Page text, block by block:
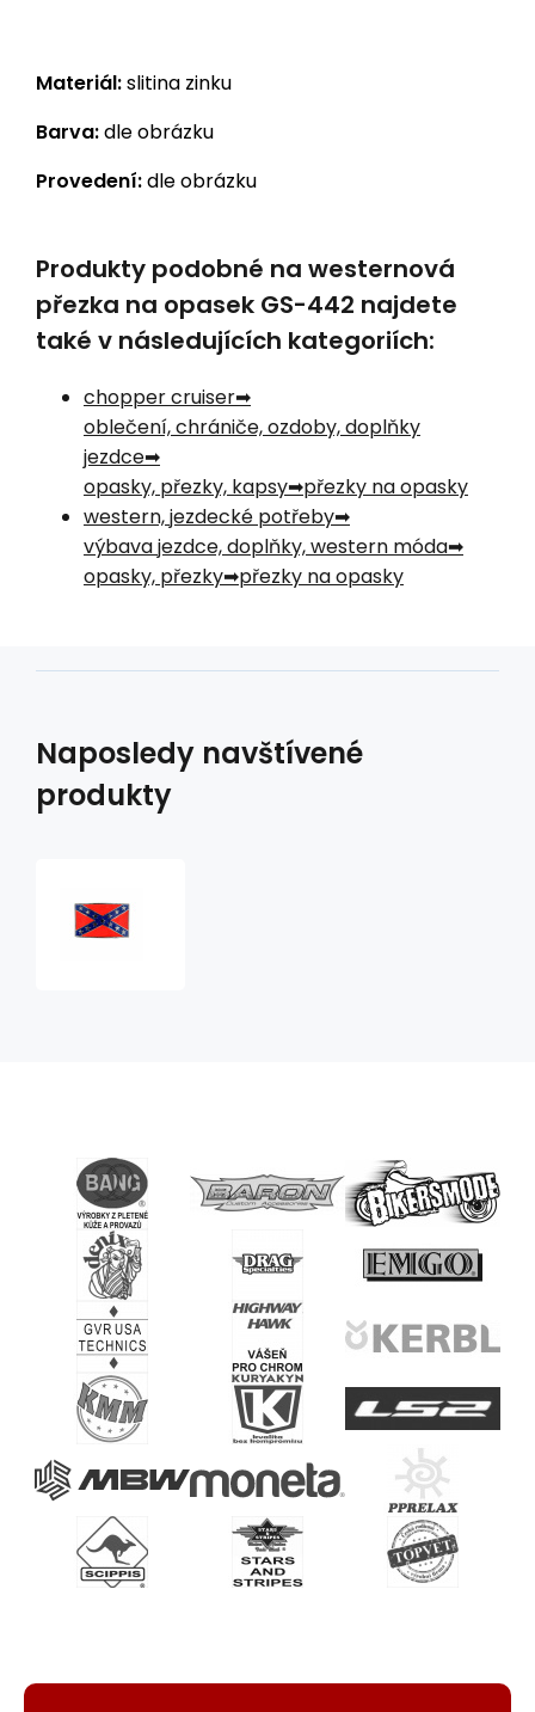
Materiál:slitina zinku
Barva:dle obrázku
Provedení:dle obrázku
Produkty podobné na westernová
přezka na opasek GS-442 najdete
také v následujících kategoriích:
chopper cruiser
oblečení, chrániče, ozdoby, doplňky
jezdce
opasky, přezky, kapsy
přezky na opasky
western, jezdecké potřeby
výbava jezdce, doplňky, western móda
opasky, přezky
přezky na opasky
Naposledy navštívené
produkty